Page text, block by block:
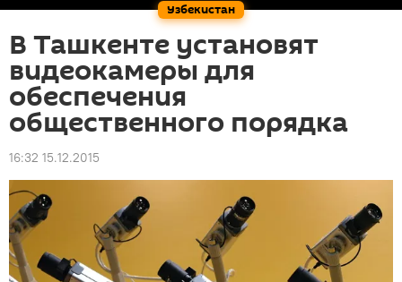
Узбекистан
В Ташкенте установят
видеокамеры для
обеспечения
общественного порядка
16:32 15.12.2015